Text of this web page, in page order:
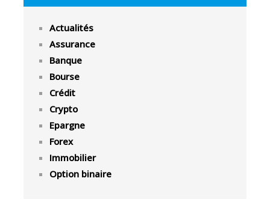
Actualités
Assurance
Banque
Bourse
Crédit
Crypto
Epargne
Forex
Immobilier
Option binaire